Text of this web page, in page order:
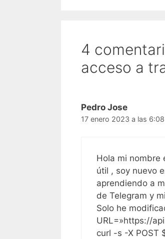
4
acceso a
Pedro Jose
17 enero 2023 a las
Hola mi nombre
útil , soy nuevo
aprendiendo a
de Telegram y
Solo he
URL=»https://
curl -s -X POST